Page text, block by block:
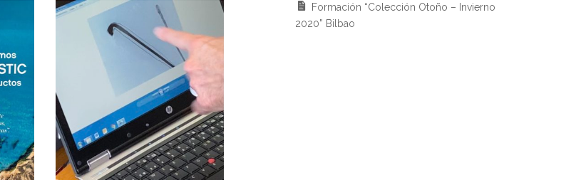
Formacion “Metodo Curly
Dyson Corrale ya en
Formación “Colección Otoño – Invierno
2020” Bilbao